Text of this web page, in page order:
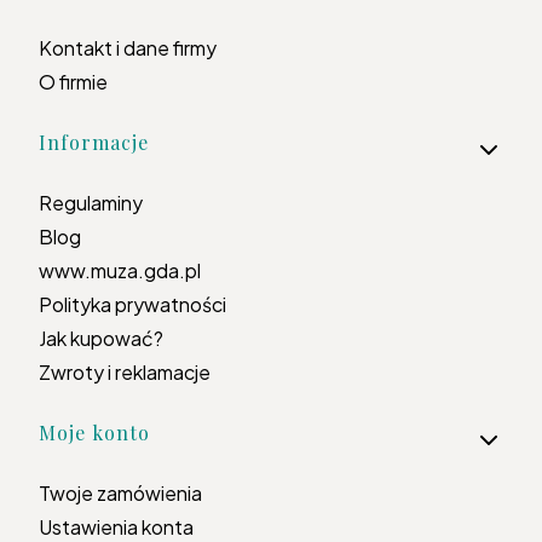
Kontakt i dane firmy
O firmie
Informacje
Regulaminy
Blog
www.muza.gda.pl
Polityka prywatności
Jak kupować?
Zwroty i reklamacje
Moje konto
Twoje zamówienia
Ustawienia konta